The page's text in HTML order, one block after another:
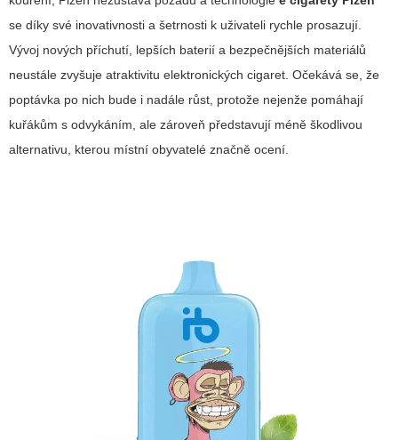
se díky své inovativnosti a šetrnosti k uživateli rychle prosazují.
Vývoj nových příchutí, lepších baterií a bezpečnějších materiálů
neustále zvyšuje atraktivitu elektronických cigaret. Očekává se, že
poptávka po nich bude i nadále růst, protože nejenže pomáhají
kuřákům s odvykáním, ale zároveň představují méně škodlivou
alternativu, kterou místní obyvatelé značně ocení.